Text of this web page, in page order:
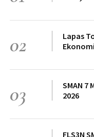
02
Lapas
03
SMAN 7
2026
FLS3N